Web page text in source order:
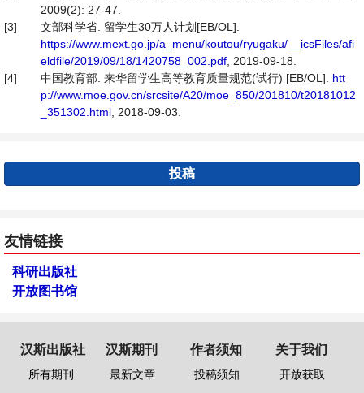
2009(2): 27-47.
[3]
文部科学省. 留学生30万人计划[EB/OL].
https://www.mext.go.jp/a_menu/koutou/ryugaku/__icsFiles/afi
eldfile/2019/09/18/1420758_002.pdf , 2019-09-18.
[4]
中国教育部. 来华留学生高等教育质量规范(试行) [EB/OL]. htt
p://www.moe.gov.cn/srcsite/A20/moe_850/201810/t20181012
_351302.html , 2018-09-03.
投稿
友情链接
科研出版社
开放图书馆
汉斯出版社
所有期刊
汉斯期刊
最新文章
作者须知
投稿须知
关于我们
开放获取